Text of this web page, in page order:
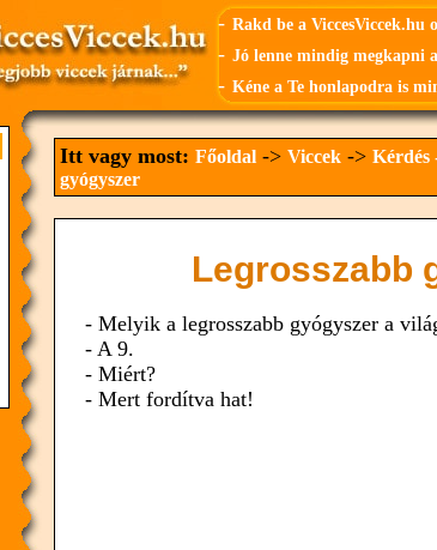
- Rakd be a
- Jó lenne mindig megkapni
- Kéne a Te honlapodra is
Itt vagy most: Főoldal -> Viccek -> Kérdés
gyógyszer
Legrosszabb
- Melyik a legrosszabb gyógyszer a
- A 9.
- Miért?
- Mert fordítva hat!